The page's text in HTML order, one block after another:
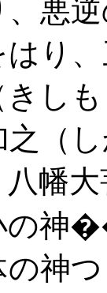
悪
り
きし
（
幡
の神
の神